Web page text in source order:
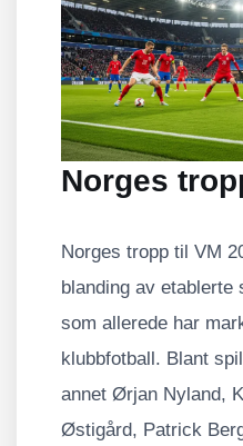
Norges
Norges tropp til VM
blanding av etablerte
som allerede har
klubbfotball. Blant
annet Ørjan Nyland,
Østigård, Patrick